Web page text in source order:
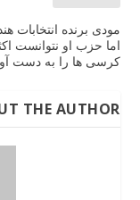
مودی برنده انتخابات
اما حزب او نتوانست
کرسی ها را به دست
THE AUTHOR